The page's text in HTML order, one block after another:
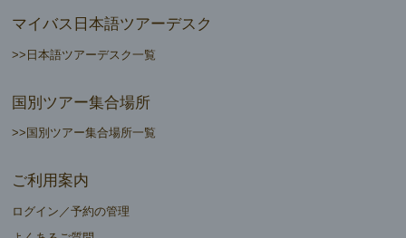
マイバス日本語ツアーデスク
>>日本語ツアーデスク一覧
国別ツアー集合場所
>>国別ツアー集合場所一覧
ご利用案内
ログイン／予約の管理